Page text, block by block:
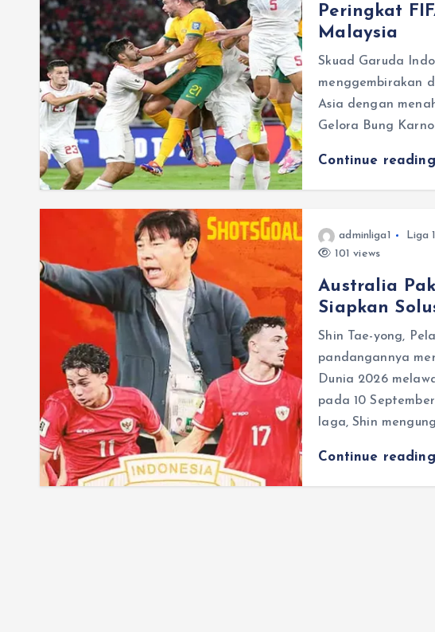
Peringkat
Malaysia
Skuad Garuda
menggembirakan
Asia dengan
Gelora Bung
Continue reading
adminliga1 Liga
101 views
Australia
Siapkan
Shin Tae-yong,
pandangannya
Dunia 2026
pada 10
laga, Shin
Continue reading